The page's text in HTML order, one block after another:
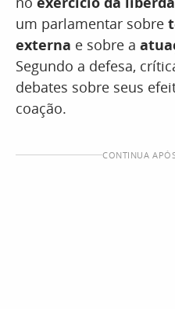
um parlamentar sobre
externa e sobre a
Segundo a defesa,
debates sobre seus
coação.
CONTINUA